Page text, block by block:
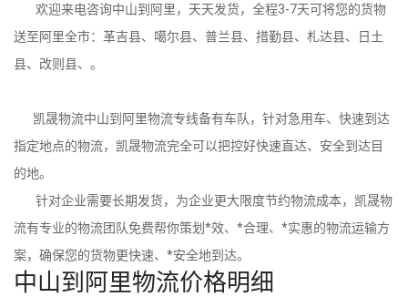
欢迎来电咨询中山到阿里，天天发货，全程3-7天可将您的货物
送至阿里全市：革吉县、噶尔县、普兰县、措勤县、札达县、日土
县、改则县、。
凯晟物流中山到阿里物流专线备有车队，针对急用车、快速到达
指定地点的物流，凯晟物流完全可以把控好快速直达、安全到达目
的地。
针对企业需要长期发货，为企业更大限度节约物流成本，凯晟物
流有专业的物流团队免费帮你策划*效、*合理、*实惠的物流运输方
案，确保您的货物更快速、*安全地到达。
中山到阿里物流价格明细